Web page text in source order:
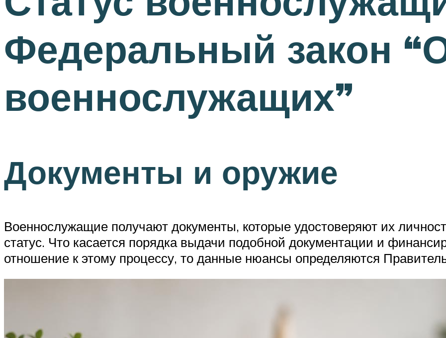
Федеральный закон
военнослужащих”
Документы и оружие
Военнослужащие получают документы, которые удостоверяют их
статус. Что касается порядка выдачи подобной документации и
отношение к этому процессу, то данные нюансы определяются